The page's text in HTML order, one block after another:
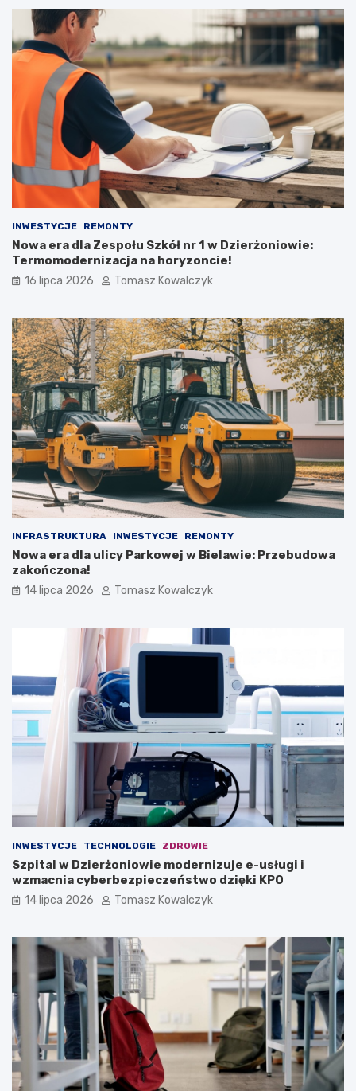
INWESTYCJE REMONTY
Nowa era dla Zespołu Szkół nr 1 w Dzierżoniowie:
Termomodernizacja na horyzoncie!
16 lipca 2026 Tomasz Kowalczyk
INFRASTRUKTURA INWESTYCJE REMONTY
Nowa era dla ulicy Parkowej w Bielawie: Przebudowa
zakończona!
14 lipca 2026 Tomasz Kowalczyk
INWESTYCJE TECHNOLOGIE ZDROWIE
Szpital w Dzierżoniowie modernizuje e-usługi i
wzmacnia cyberbezpieczeństwo dzięki KPO
14 lipca 2026 Tomasz Kowalczyk